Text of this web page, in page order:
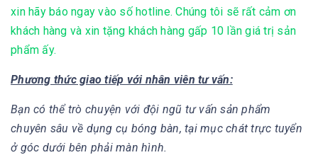
xin hãy báo ngay vào số hotline. Chúng tôi sẽ rất cảm ơn
khách hàng và xin tặng khách hàng gấp 10 lần giá trị sản
phẩm ấy.
Phương thức giao tiếp với nhân viên tư vấn:
Bạn có thể trò chuyện với đội ngũ tư vấn sản phẩm
chuyên sâu về dụng cụ bóng bàn, tại mục chát trực tuyển
ở góc dưới bên phải màn hình.